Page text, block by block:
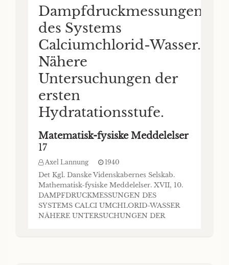
Dampfdruckmessungen
des Systems
Calciumchlorid-Wasser.
Nähere
Untersuchungen der
ersten
Hydratationsstufe.
Matematisk-fysiske Meddelelser
17
Axel Lannung 1940
Det Kgl. Danske Videnskabernes Selskab.
Mathematisk-fysiske Meddelelser. XVII, 10.
DAMPFDRUCKMESSUNGEN DES
SYSTEMS CALCI UMCHLORID-WASSER
NÄHERE UNTERSUCHUNGEN DER